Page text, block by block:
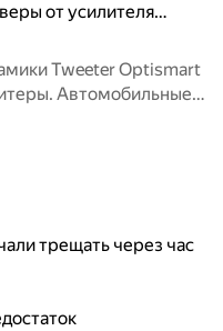
от усилителя…
Tweeter Optismart
Автомобильные
авто твиттеры.
трещать через час